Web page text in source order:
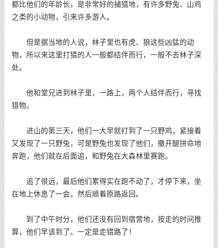
都比他们的年龄长，是非常好的捕猎地，有许多野兔、山鸡
之类的小动物，引来许多游人。
但是据当地的人说，林子里也有虎、狼这些凶猛的动
物，所以来这里打猎的人一般都结伴而行，一般不去林子深
处。
他和堂兄进到林子里，一路上，两个人结伴而行，寻找
猎物。
进山的第三天，他们一大早就打到了一只野鸡，紧接着
又发现了一只野兔，可是野兔也发现了他们，撒开腿拼命地
奔跑，他们就在后面追，和野兔在大森林里赛跑。
追了很远，最后他们累得实在跑不动了，才停下来，坐
在地上休息了一会，然后顺着原路返回。
到了中午时分，他们还没有回到宿营地，按走的时间推
算，他们早该到了。一定是走错路了！